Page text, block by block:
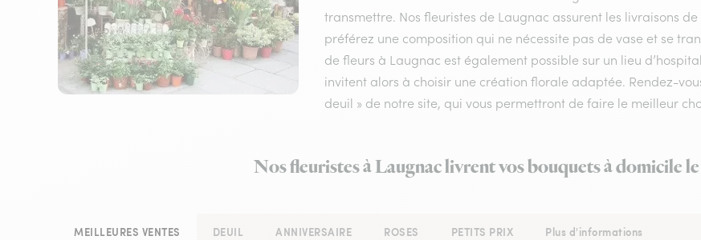
transmettre. Nos fleuristes de Laugnac assurent les livraisons
préférez une composition qui ne nécessite pas de vase et se
de fleurs à Laugnac est également possible sur un lieu
invitent alors à choisir une création florale adaptée. Rendez-
deuil » de notre site, qui vous permettront de faire le meilleur
Nos fleuristes à Laugnac livrent vos bouquets à domicile
MEILLEURES VENTES DEUIL ANNIVERSAIRE ROSES PETITS PRIX Plus d'informations